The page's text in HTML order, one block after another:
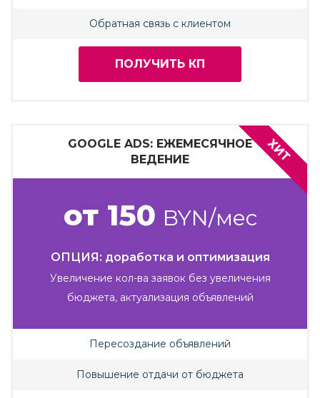
Обратная связь с клиентом
ПОЛУЧИТЬ КП
ХИТ
GOOGLE ADS: ЕЖЕМЕСЯЧНОЕ
ВЕДЕНИЕ
от 150 BYN/мес
ОПЦИЯ: доработка и оптимизация
Увеличение кол-ва заявок без увеличения
бюджета, актуализация объявлений
Пересоздание объявлений
Повышение отдачи от бюджета